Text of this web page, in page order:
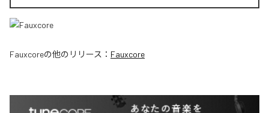
Fauxcoreの他のリリース： Fauxcore